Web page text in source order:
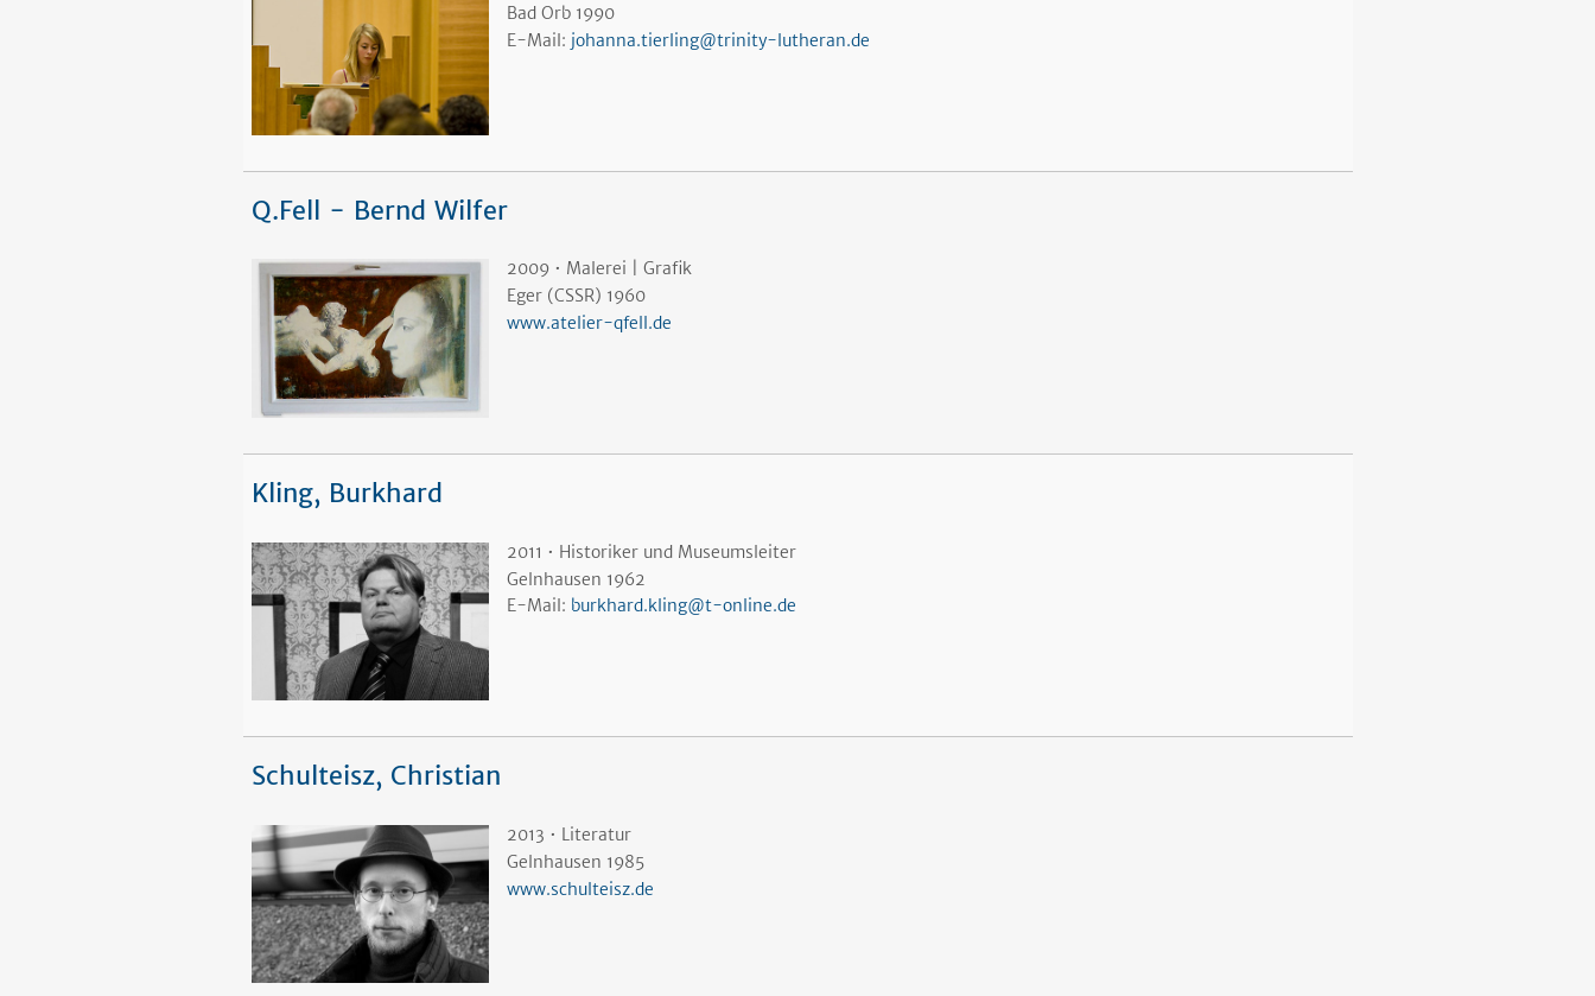
Bad Orb 1990
E-Mail: johanna.tierling@trinity-lutheran.de
Q.Fell - Bernd Wilfer
2009 • Malerei | Grafik
Eger (CSSR) 1960
www.atelier-qfell.de
Kling, Burkhard
2011 • Historiker und Museumsleiter
Gelnhausen 1962
E-Mail: burkhard.kling@t-online.de
Schulteisz, Christian
2013 • Literatur
Gelnhausen 1985
www.schulteisz.de